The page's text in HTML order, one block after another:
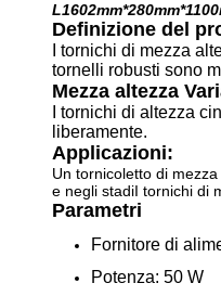
Definizione del
I tornichi di mezza
tornelli robusti sono
Mezza altezza
I tornichi di altezza
liberamente.
Applicazioni:
Un tornicoletto di
e negli stadiI tornichi di
Parametri
Fornitore di
Potenza: 50 W